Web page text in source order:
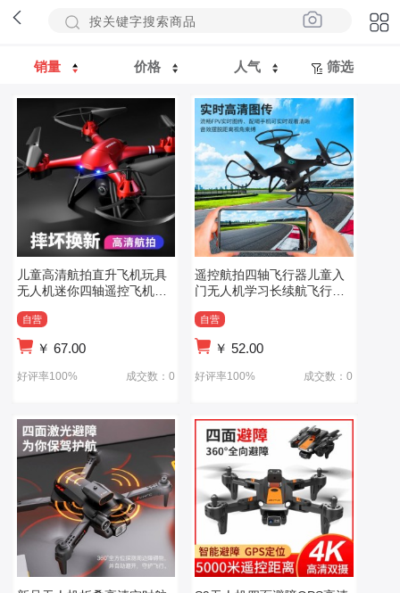
销量 价格 人气 筛选
儿童高清航拍直升飞机玩具
无人机迷你四轴遥控飞机礼
自营
￥ 67.00
好评率100% 成交数：0
遥控航拍四轴飞行器儿童入
门无人机学习长续航飞行器
自营
￥52.00
好评率100% 成交数：0